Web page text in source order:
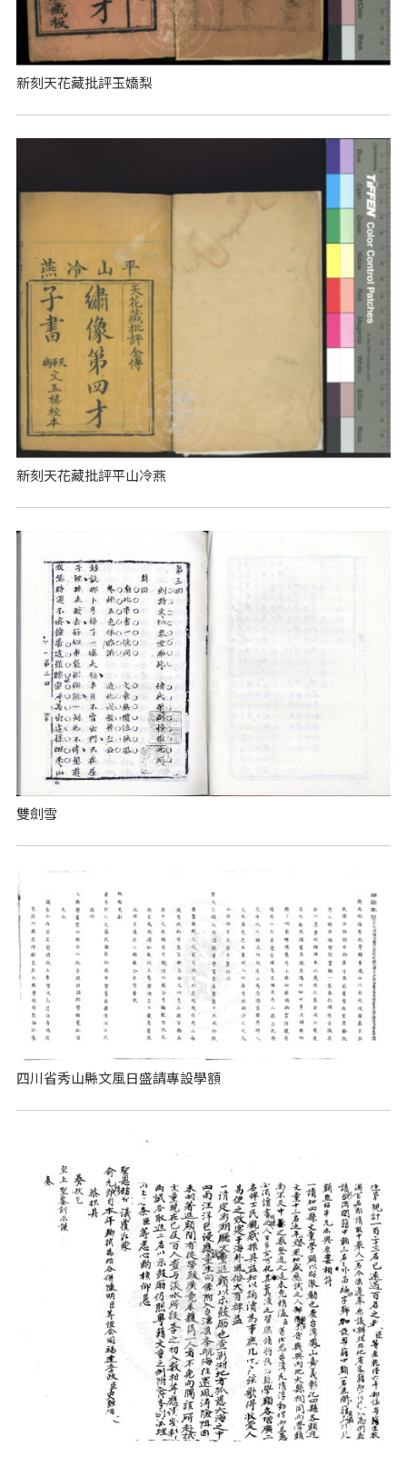
新刻天花藏批評玉嬌梨
新刻天花藏批評平山冷燕
雙劍雪
四川省秀山縣文風日盛請專設學額